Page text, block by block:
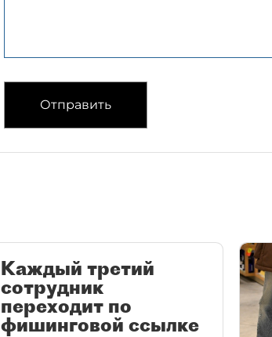
Отправить
Каждый третий
сотрудник
переходит по
фишинговой ссылке